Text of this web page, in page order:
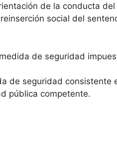
de la conducta del
social del
de seguridad
de seguridad consistente
pública competente.